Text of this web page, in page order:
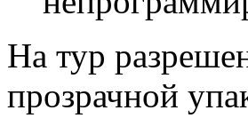
На тур
прозрачной